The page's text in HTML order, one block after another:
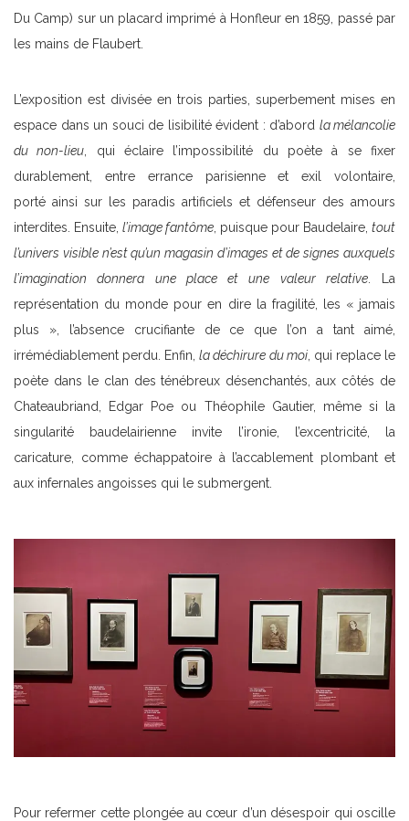
Du Camp) sur un placard imprimé à Honfleur en 1859, passé par
les mains de Flaubert.
L’exposition est divisée en trois parties, superbement mises en
espace dans un souci de lisibilité évident : d’abord la mélancolie
du non-lieu , qui éclaire l’impossibilité du poète à se fixer
durablement, entre errance parisienne et exil volontaire,
porté ainsi sur les paradis artificiels et défenseur des amours
interdites. Ensuite, l’image fantôme , puisque pour Baudelaire, tout
l’univers visible n’est qu’un magasin d’images et de signes auxquels
l’imagination donnera une place et une valeur relative. La
représentation du monde pour en dire la fragilité, les « jamais
plus », l’absence crucifiante de ce que l’on a tant aimé,
irrémédiablement perdu. Enfin,la déchirure du moi, qui replace le
poète dans le clan des ténébreux désenchantés, aux côtés de
Chateaubriand, Edgar Poe ou Théophile Gautier, même si la
singularité baudelairienne invite l’ironie, l’excentricité, la
caricature, comme échappatoire à l’accablement plombant et
aux infernales angoisses qui le submergent.
Pour refermer cette plongée au cœur d’un désespoir qui oscille